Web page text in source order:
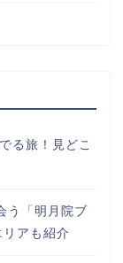
る旅！見どこ
う「明月院ブ
アも紹介